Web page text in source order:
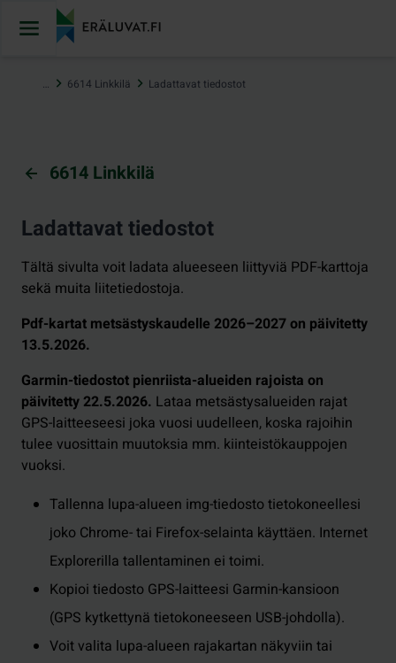
sisältöön
… 6614 Linkkilä Ladattavat tiedostot
6614 Linkkilä
Ladattavat tiedostot
Tältä sivulta voit ladata alueeseen liittyviä PDF-karttoja
sekä muita liitetiedostoja.
Pdf-kartat metsästyskaudelle 2026–2027 on päivitetty
13.5.2026.
Garmin-tiedostot pienriista-alueiden rajoista on
päivitetty 22.5.2026. Lataa metsästysalueiden rajat
GPS-laitteeseesi joka vuosi uudelleen, koska rajoihin
tulee vuosittain muutoksia mm. kiinteistökauppojen
vuoksi.
Tallenna lupa-alueen img-tiedosto tietokoneellesi
joko Chrome- tai Firefox-selainta käyttäen. Internet
Explorerilla tallentaminen ei toimi.
Kopioi tiedosto GPS-laitteesi Garmin-kansioon
(GPS kytkettynä tietokoneeseen USB-johdolla).
Voit valita lupa-alueen rajakartan näkyviin tai